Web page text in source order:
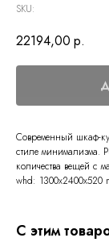
SKU:
22194,00 р.
Современный шкаф-
стиле минимализма.
количества вещей с
whd: 1300x2400x520
С этим